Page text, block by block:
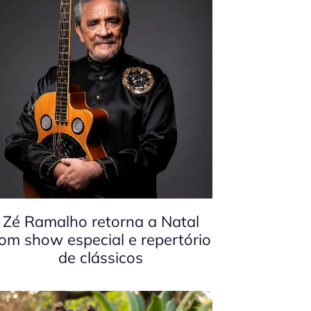
Zé Ramalho retorna a Natal
show especial e repertório
de clássicos